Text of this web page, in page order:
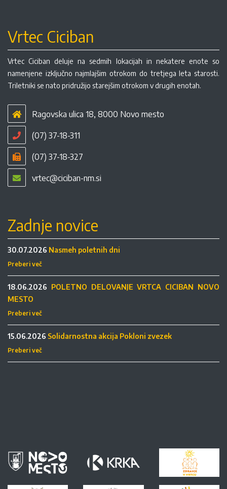
Vrtec Ciciban
Vrtec Ciciban deluje na sedmih lokacijah in nekatere enote so
namenjene izključno najmlajšim otrokom do tretjega leta starosti.
Triletniki se nato pridružijo starejšim otrokom v drugih enotah.
Ragovska ulica 18, 8000 Novo mesto
(07) 37-18-311
(07) 37-18-327
vrtec@ciciban-nm.si
Zadnje novice
30.07.2026 Nasmeh poletnih dni
Preberi več
18.06.2026 POLETNO DELOVANJE VRTCA CICIBAN NOVO
MESTO
Preberi več
15.06.2026 Solidarnostna akcija Pokloni zvezek
Preberi več